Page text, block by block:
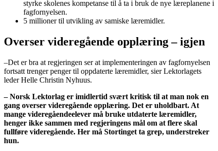
styrke skolenes kompetanse til å ta i bruk de nye læreplanene i
fagfornyelsen.
5 millioner til utvikling av samiske læremidler.
Overser videregående opplæring – igjen
–Det er bra at regjeringen ser at implementeringen av fagfornyelsen
fortsatt trenger penger til oppdaterte læremidler, sier Lektorlagets
leder Helle Christin Nyhuus.
– Norsk Lektorlag er imidlertid svært kritisk til at man nok en
gang overser videregående opplæring. Det er uholdbart. At
mange videregåendeelever må bruke utdaterte læremidler,
henger ikke sammen med regjeringens mål om at flere skal
fullføre videregående. Her må Stortinget ta grep, understreker
hun.